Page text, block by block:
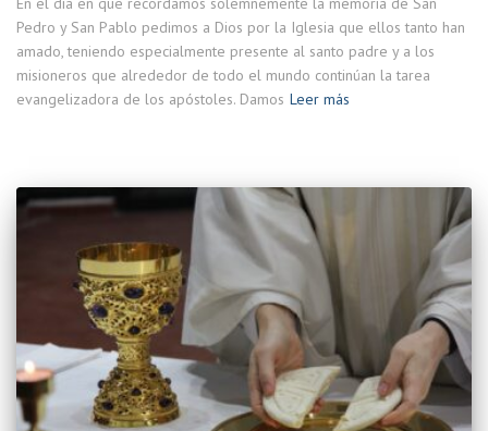
Pedro y San Pablo pedimos a Dios por la Iglesia que ellos tanto han
amado, teniendo especialmente presente al santo padre y a los
misioneros que alrededor de todo el mundo continúan la tarea
evangelizadora de los apóstoles. Damos Leer más